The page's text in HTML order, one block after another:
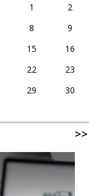
1
2
8
9
15
16
22
23
29
30